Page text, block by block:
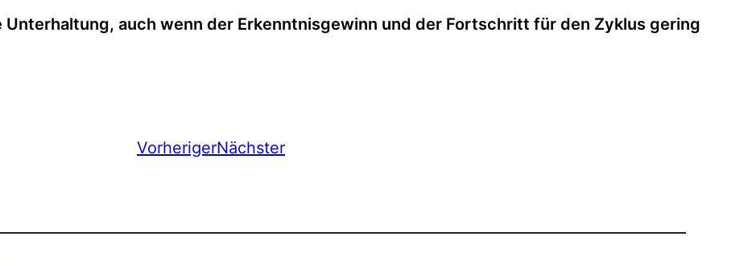
auch wenn der Erkenntnisgewinn und der Fortschritt für den Zyklus gering
VorherigerNächster